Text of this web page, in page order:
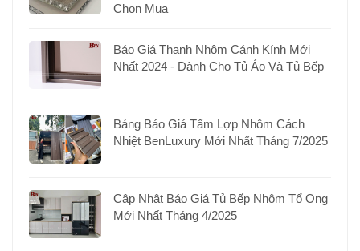
Chọn Mua
Báo Giá Thanh Nhôm Cánh Kính Mới
Nhất 2024 - Dành Cho Tủ Áo Và Tủ Bếp
Bảng Báo Giá Tấm Lợp Nhôm Cách
Nhiệt BenLuxury Mới Nhất Tháng 7/2025
Cập Nhật Báo Giá Tủ Bếp Nhôm Tổ Ong
Mới Nhất Tháng 4/2025